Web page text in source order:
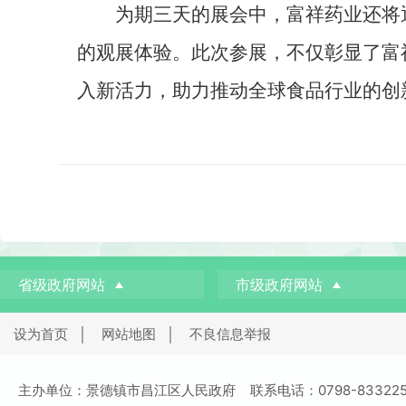
为期三天的展会中，富祥药业还
的观展体验。此次参展，不仅彰显了
入新活力，助力推动全球食品行业的
省级政府网站 市级政府网站
设为首页 网站地图 不良信息举报
主办单位：景德镇市昌江区人民政府 联系电话：0798-